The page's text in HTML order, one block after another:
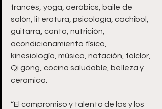
francés, yoga, aeróbics, baile de
salón, literatura, psicología, cachibol,
guitarra, canto, nutrición,
acondicionamiento físico,
kinesiología, música, natación, folclor,
Qi gong, cocina saludable, belleza y
cerámica.
“El compromiso y talento de las y los